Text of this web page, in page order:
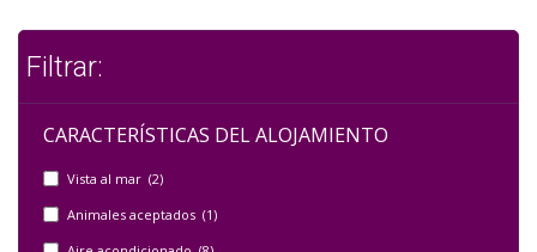
Filtrar:
CARACTERÍSTICAS DEL ALOJAMIENTO
Vista al mar (2)
Animales aceptados (1)